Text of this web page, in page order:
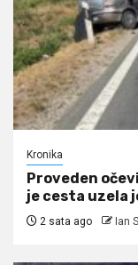
Kronika
Proveden
je cesta uzela
2 sata ago Ian